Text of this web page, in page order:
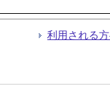
利用される